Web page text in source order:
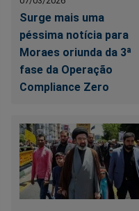
Surge mais uma
péssima notícia para
Moraes oriunda da 3ª
fase da Operação
Compliance Zero